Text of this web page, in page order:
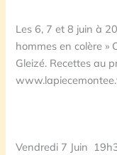
Les 6, 7 et 8 juin à
hommes en colère »
Gleizé. Recettes au
Vendredi 7 Juin